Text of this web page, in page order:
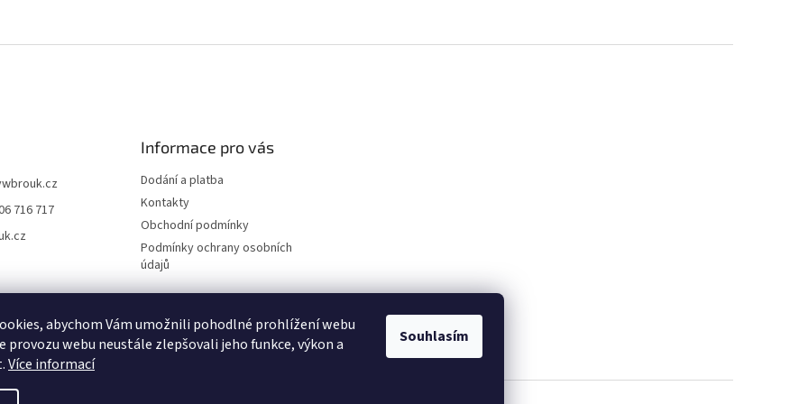
abychom Vám umožnili pohodlné prohlížení webu
provozu webu neustále zlepšovali jeho funkce, výkon a
Více informací
Souhlasím
716 717
Informace pro vás
Dodání a platba
Kontakty
Obchodní podmínky
Podmínky ochrany osobních
údajů